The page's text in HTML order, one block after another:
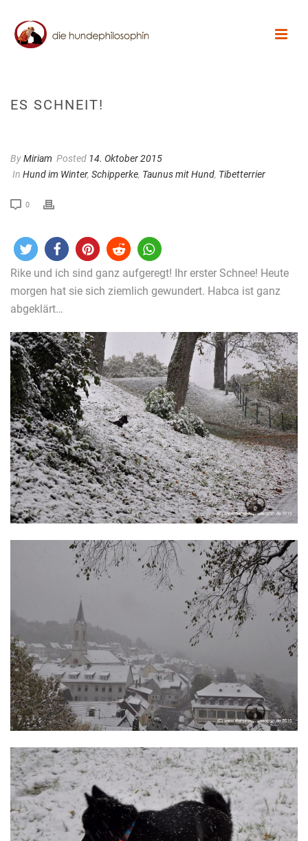
ES SCHNEIT!
ByMiriam Posted 14. Oktober 2015
In Hund im Winter, Schipperke, Taunus mit Hund, Tibetterrier
0
Rike und ich sind ganz aufgeregt! Ihr erster Schnee! Heute
morgen hat sie sich ziemlich gewundert. Habca ist ganz
abgeklärt…